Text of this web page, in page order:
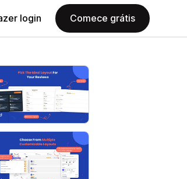
login Comece grátis